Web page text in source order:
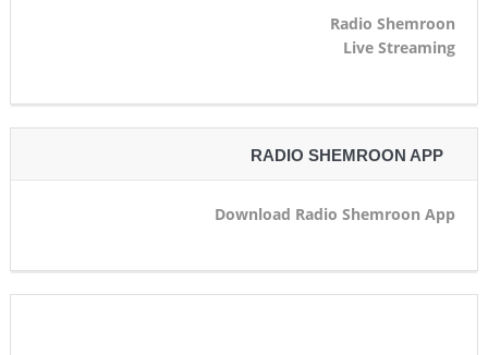
Radio Shemroon
Live Streaming
RADIO SHEMROON APP
Download Radio Shemroon App